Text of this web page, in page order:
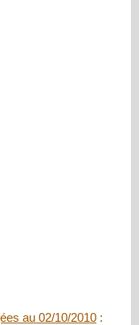
au 02/10/2010 :